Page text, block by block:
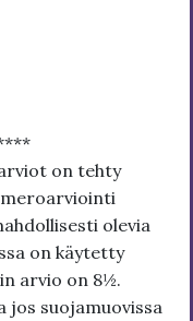
on tehty
olevia
on käytetty
arvio on 8½.
jos suojamuovissa